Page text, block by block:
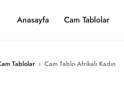
Anasayfa Cam Tablolar
Tablolar › Cam Tablo Afrikalı Kadın